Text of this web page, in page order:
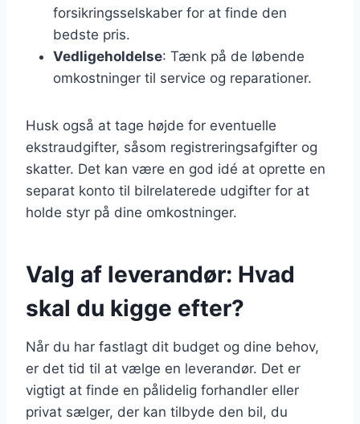
forsikringsselskaber for at finde den
bedste pris.
Vedligeholdelse: Tænk på de løbende
omkostninger til service og reparationer.
Husk også at tage højde for eventuelle
ekstraudgifter, såsom registreringsafgifter og
skatter. Det kan være en god idé at oprette en
separat konto til bilrelaterede udgifter for at
holde styr på dine omkostninger.
Valg af leverandør: Hvad
skal du kigge efter?
Når du har fastlagt dit budget og dine behov,
er det tid til at vælge en leverandør. Det er
vigtigt at finde en pålidelig forhandler eller
privat sælger, der kan tilbyde den bil, du